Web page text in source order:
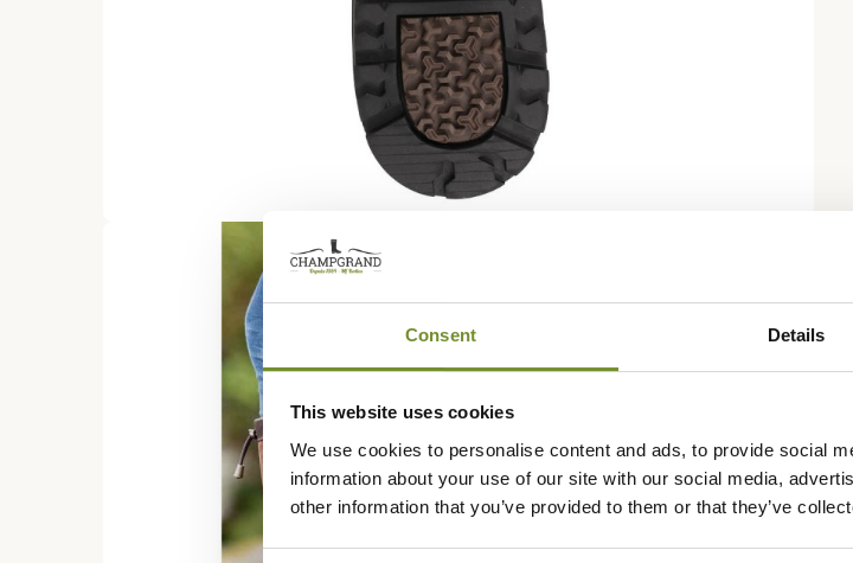
Consent Details
This website uses cookies
We use cookies to personalise content and ads, to provide social
information about your use of our site with our social media,
other information that you’ve provided to them or that they’ve